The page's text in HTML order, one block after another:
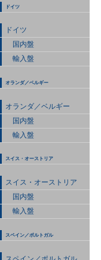
ドイツ
ドイツ
国内盤
輸入盤
オランダ／ベルギー
オランダ／ベルギー
国内盤
輸入盤
スイス・オーストリア
スイス・オーストリア
国内盤
輸入盤
スペイン／ポルトガル